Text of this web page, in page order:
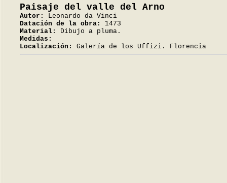
Paisaje del valle del Arno
Autor:
Leonardo da Vinci
Datación de la obra:
1473
Material:
Dibujo a pluma.
Medidas:
Localización:
Galería de los Uffizi. Florencia